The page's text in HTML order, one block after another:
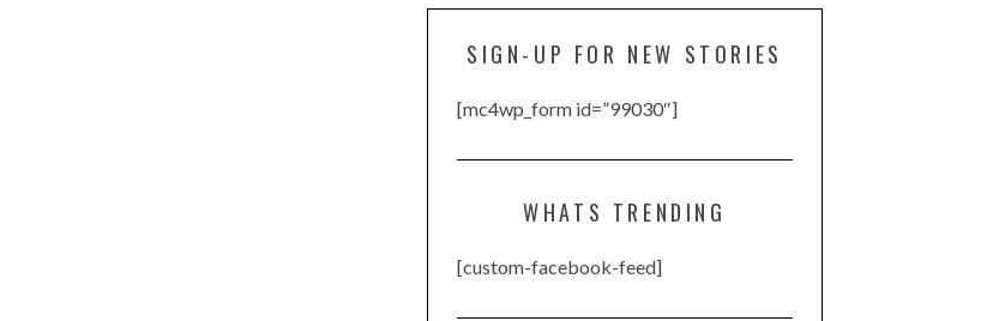
SIGN-UP FOR NEW STORIES
[mc4wp_form id=”99030″]
WHATS TRENDING
[custom-facebook-feed]